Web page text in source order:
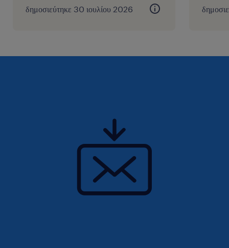
δημοσιεύτηκε 30 ιουλίου 2026